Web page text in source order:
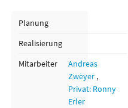
Planung
Realisierung
Mitarbeiter
Andreas
Zweyer,
Privat: Ronny
Erler